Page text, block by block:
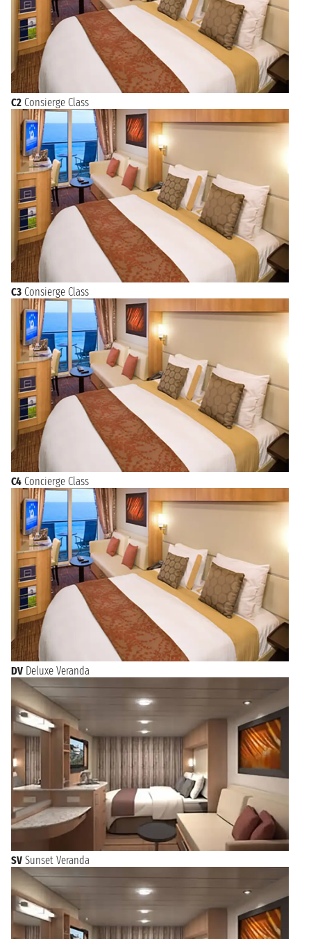
C2 Consierge Class
C3 Consierge Class
C4 Concierge Class
DV Deluxe Veranda
SV Sunset Veranda